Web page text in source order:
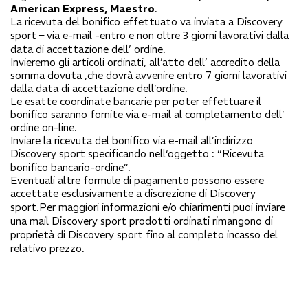
American Express, Maestro.
La ricevuta del bonifico effettuato va inviata a Discovery
sport – via e-mail -entro e non oltre 3 giorni lavorativi dalla
data di accettazione dell’ ordine.
Invieremo gli articoli ordinati, all’atto dell’ accredito della
somma dovuta ,che dovrà avvenire entro 7 giorni lavorativi
dalla data di accettazione dell’ordine.
Le esatte coordinate bancarie per poter effettuare il
bonifico saranno fornite via e-mail al completamento dell’
ordine on-line.
Inviare la ricevuta del bonifico via e-mail all’indirizzo
Discovery sport specificando nell‘oggetto : “Ricevuta
bonifico bancario-ordine”.
Eventuali altre formule di pagamento possono essere
accettate esclusivamente a discrezione di Discovery
sport.Per maggiori informazioni e/o chiarimenti puoi inviare
una mail Discovery sport prodotti ordinati rimangono di
proprietà di Discovery sport fino al completo incasso del
relativo prezzo.